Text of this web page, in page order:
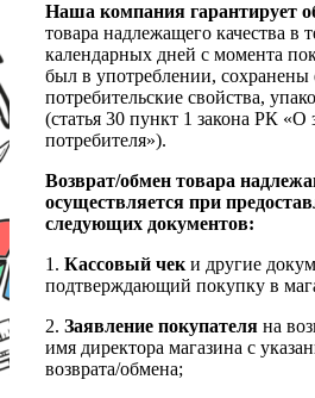
Наша компания гарантирует
товара надлежащего качества в
календарных дней с момента
был в употреблении, сохранены
потребительские свойства,
(статья 30 пункт 1 закона РК «О
потребителя»).
Возврат/обмен товара
осуществляется при
следующих документов:
1. Кассовый чек и другие
подтверждающий покупку в
2. Заявление покупателя на
имя директора магазина с
возврата/обмена;